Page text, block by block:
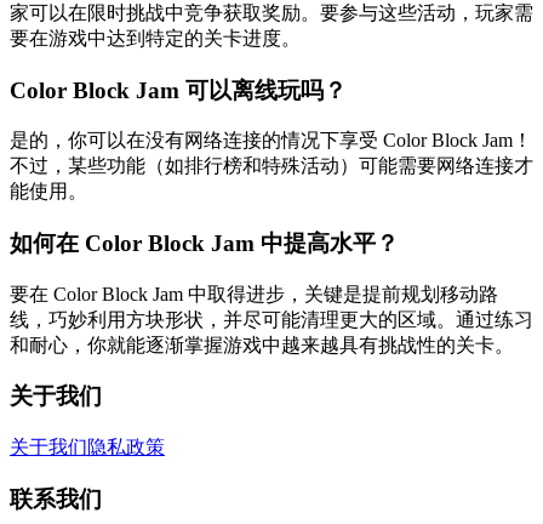
家可以在限时挑战中竞争获取奖励。要参与这些活动，玩家需
要在游戏中达到特定的关卡进度。
Color Block Jam 可以离线玩吗？
是的，你可以在没有网络连接的情况下享受 Color Block Jam！
不过，某些功能（如排行榜和特殊活动）可能需要网络连接才
能使用。
如何在 Color Block Jam 中提高水平？
要在 Color Block Jam 中取得进步，关键是提前规划移动路
线，巧妙利用方块形状，并尽可能清理更大的区域。通过练习
和耐心，你就能逐渐掌握游戏中越来越具有挑战性的关卡。
关于我们
关于我们隐私政策
联系我们